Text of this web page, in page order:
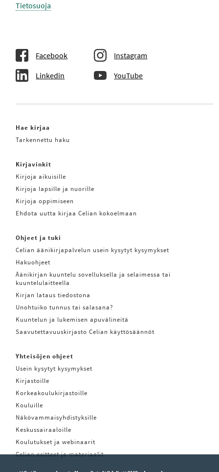
Tietosuoja
Facebook Instagram
Linkedin YouTube
Hae kirjaa
Tarkennettu haku
Kirjavinkit
Kirjoja aikuisille
Kirjoja lapsille ja nuorille
Kirjoja oppimiseen
Ehdota uutta kirjaa Celian kokoelmaan
Ohjeet ja tuki
Celian äänikirjapalvelun usein kysytyt kysymykset
Hakuohjeet
Äänikirjan kuuntelu sovelluksella ja selaimessa tai
kuuntelulaitteella
Kirjan lataus tiedostona
Unohtuiko tunnus tai salasana?
Kuuntelun ja lukemisen apuvälineitä
Saavutettavuuskirjasto Celian käyttösäännöt
Yhteisöjen ohjeet
Usein kysytyt kysymykset
Kirjastoille
Korkeakoulukirjastoille
Kouluille
Näkövammaisyhdistyksille
Keskussairaaloille
Koulutukset ja webinaarit
Celian esitteet ja materiaalit